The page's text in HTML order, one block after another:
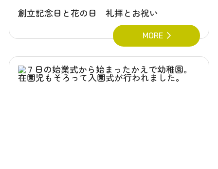
創立記念日と花の日 礼拝とお祝い
MORE